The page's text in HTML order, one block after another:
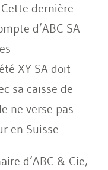
dernière
d’ABC SA
XY SA doit
sa caisse de
ne verse pas
en Suisse
d’ABC & Cie,